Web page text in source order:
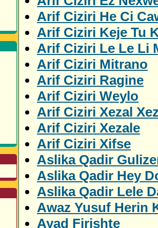
Arif Ciziri He Ci
Arif Ciziri Keje Tu
Arif Ciziri Le Le Li
Arif Ciziri Mitrano
Arif Ciziri Ragine
Arif Ciziri Weylo
Arif Ciziri Xezal
Arif Ciziri Xezale
Arif Ciziri Xifse
Aslika Qadir
Aslika Qadir Hey
Aslika Qadir Lele
Awaz Yusuf Herin
Ayad Firishte